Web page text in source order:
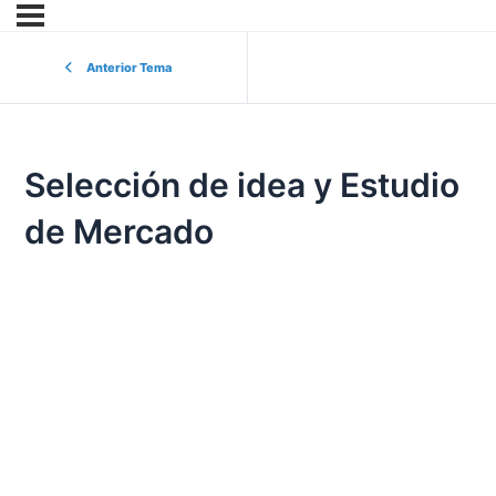
Anterior Tema
Selección de idea y Estudio
de Mercado